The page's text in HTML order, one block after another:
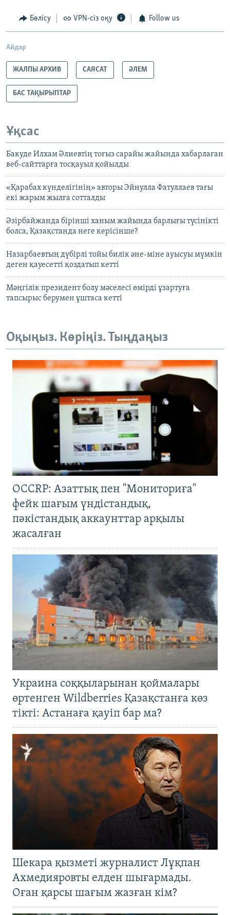
Бөлісу VPN-сіз оқу Follow us
Айдар
ЖАЛПЫ АРХИВ САЯСАТ ӘЛЕМ
БАС ТАҚЫРЫПТАР
Ұқсас
Бакуде Илхам Әлиевтің тоғыз сарайы жайында хабарлаған
веб-сайттарға тосқауыл қойылды
«Қарабах күнделігінің» авторы Эйнулла Фатуллаев тағы
екі жарым жылға сотталды
Әзірбайжанда бірінші ханым жайында барлығы түсінікті
болса, Қазақстанда неге керісінше?
Назарбаевтың дүбірлі тойы билік әне-міне ауысуы мүмкін
деген қауесетті қоздатып кетті
Мәңгілік президент болу мәселесі өмірді ұзартуға
тапсырыс берумен ұштаса кетті
Оқыңыз. Көріңіз. Тыңдаңыз
OCCRP: Азаттық пен "Мониториға"
фейк шағым үндістандық,
пәкістандық аккаунттар арқылы
жасалған
Украина соққыларынан қоймалары
өртенген Wildberries Қазақстанға көз
тікті: Астанаға қауіп бар ма?
Шекара қызметі журналист Лұқпан
Ахмедияровты елден шығармады.
Оған қарсы шағым жазған кім?